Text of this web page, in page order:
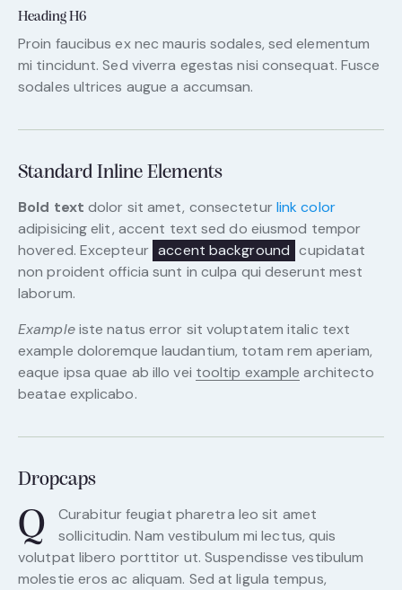
Heading H6
Proin faucibus ex nec mauris sodales, sed elementum
mi tincidunt. Sed viverra egestas nisi consequat. Fusce
sodales ultrices augue a accumsan.
Standard Inline Elements
Bold text dolor sit amet, consecteturlink color
adipisicing elit, accent text sed do eiusmod tempor
hovered. Excepteur accent background cupidatat
non proident officia sunt in culpa qui deserunt mest
laborum.
Exampleiste natus error sit voluptatem italic text
example doloremque laudantium, totam rem aperiam,
eaque ipsa quae ab illo vei tooltip example architecto
beatae explicabo.
Dropcaps
Q
Curabitur feugiat pharetra leo sit amet
sollicitudin. Nam vestibulum mi lectus, quis
volutpat libero porttitor ut. Suspendisse vestibulum
molestie eros ac aliquam. Sed at ligula tempus,